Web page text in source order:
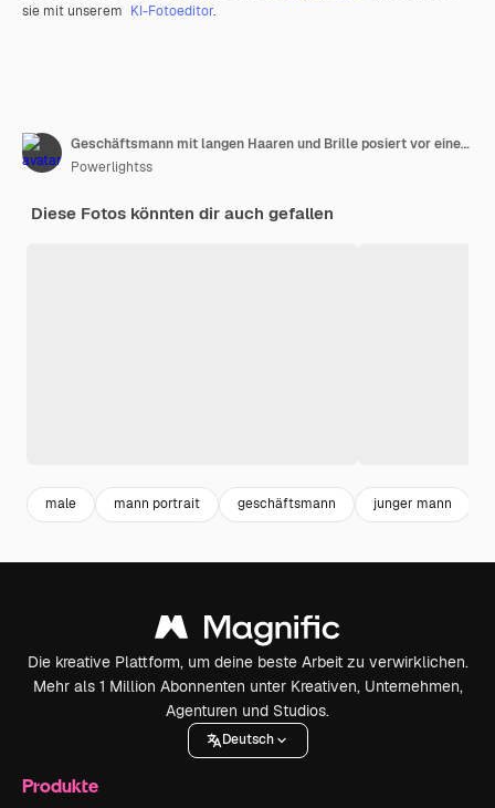
sie mit unserem KI-Fotoeditor.
Geschäftsmann mit langen Haaren und Brille posiert vor einer leuchtend gelben Wand
Powerlightss
Diese Fotos könnten dir auch gefallen
male mann portrait geschäftsmann junger mann
Die kreative Plattform, um deine beste Arbeit zu verwirklichen.
Mehr als 1 Million Abonnenten unter Kreativen, Unternehmen,
Agenturen und Studios.
Deutsch
Produkte